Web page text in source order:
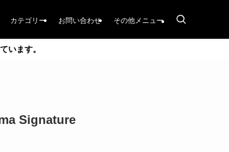
カテゴリー お問い合わせ その他メニュー
います。
Signature